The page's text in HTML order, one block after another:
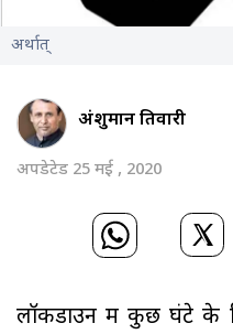
अर्थात‍्
अंशुमान तिवारी
अपडेटेड 25 मई , 2020
लॉकडाउन में कुछ घंटे के